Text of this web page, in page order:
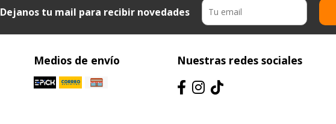
Dejanos tu mail para recibir novedades
Medios de envío Nuestras redes sociales